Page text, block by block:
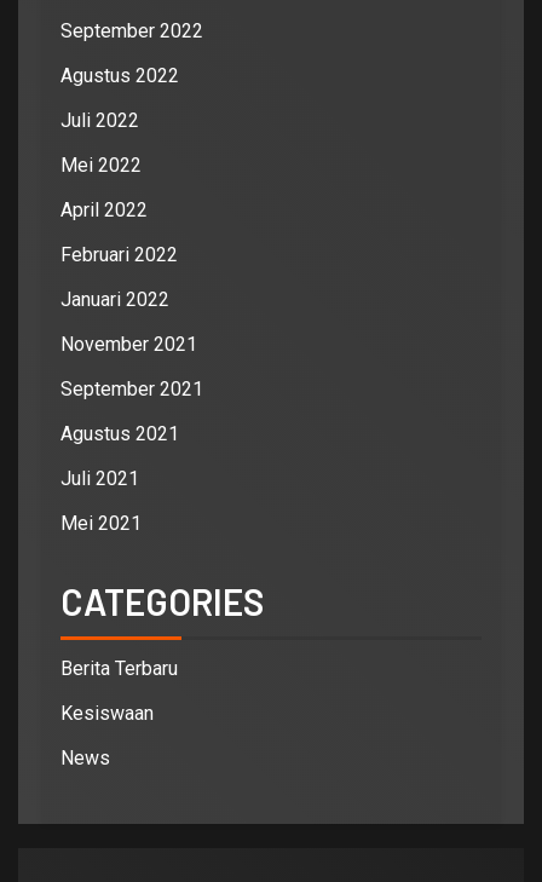
September 2022
Agustus 2022
Juli 2022
Mei 2022
April 2022
Februari 2022
Januari 2022
November 2021
September 2021
Agustus 2021
Juli 2021
Mei 2021
CATEGORIES
Berita Terbaru
Kesiswaan
News